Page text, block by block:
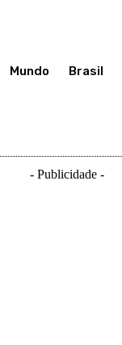
Mundo Brasil
- Publicidade -